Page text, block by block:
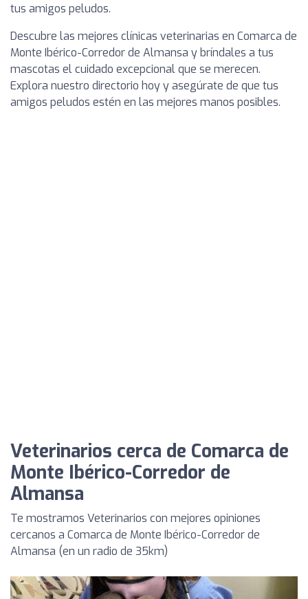
tus amigos peludos.
Descubre las mejores clínicas veterinarias en Comarca de
Monte Ibérico-Corredor de Almansa y bríndales a tus
mascotas el cuidado excepcional que se merecen.
Explora nuestro directorio hoy y asegúrate de que tus
amigos peludos estén en las mejores manos posibles.
Veterinarios cerca de Comarca de
Monte Ibérico-Corredor de
Almansa
Te mostramos Veterinarios con mejores opiniones
cercanos a Comarca de Monte Ibérico-Corredor de
Almansa (en un radio de 35km)